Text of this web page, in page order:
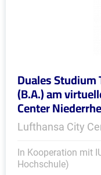
Duales
(B.A.) am
Center
Lufthansa City
In Kooperation mit
Hochschule)